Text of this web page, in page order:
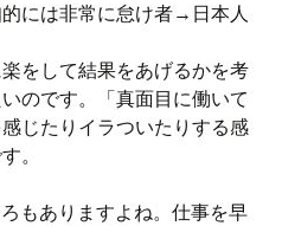
的には非常に怠け者→日本人
をして結果をあげるかを考
のです。「真面目に働いて
じたりイラついたりする感
。
もありますよね。仕事を早